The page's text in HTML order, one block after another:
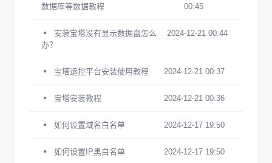
数据库等数据教程
00:45
安装宝塔没有显示数据盘怎么
办？
2024-12-21 00:44
宝塔运控平台安装使用教程 2024-12-21 00:37
宝塔安装教程 2024-12-21 00:36
如何设置域名白名单 2024-12-17 19:50
如何设置IP黑白名单 2024-12-17 19:50